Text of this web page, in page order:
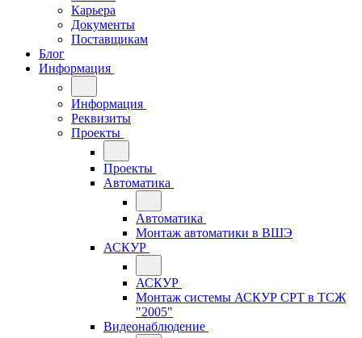
Карьера
Документы
Поставщикам
Блог
Информация
Информация
Реквизиты
Проекты
Проекты
Автоматика
Автоматика
Монтаж автоматики в ВШЭ
АСКУР
АСКУР
Монтаж системы АСКУР СРТ в ТСЖ
"2005"
Видеонаблюдение